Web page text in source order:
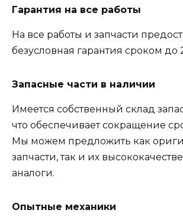
Гарантия на все работы
На все работы и запчасти
безусловная гарантия сроком до
Запасные части в наличии
Имеется собственный склад
что обеспечивает сокращение
Мы можем предложить как
запчасти, так и их
аналоги.
Опытные механики